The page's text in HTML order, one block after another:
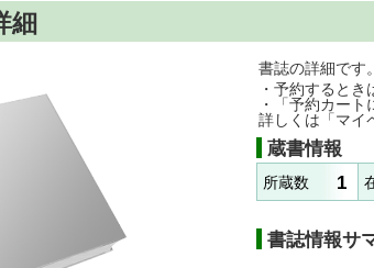
細
書誌の詳細です
・予約すると
・「予約カー
詳しくは「マイ
蔵書情報
所蔵数 1
書誌情報サ